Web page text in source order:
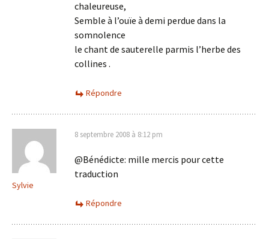
chaleureuse,
Semble à l’ouïe à demi perdue dans la
somnolence
le chant de sauterelle parmis l’herbe des
collines .
Répondre
Sylvie
8 septembre 2008 à 8:12 pm
@Bénédicte: mille mercis pour cette
traduction
Répondre